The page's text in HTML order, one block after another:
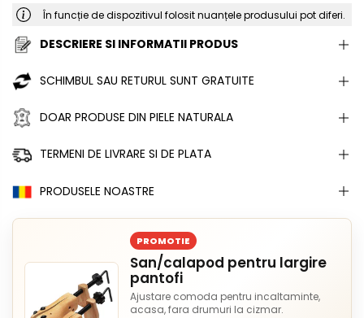
În funcție de dispozitivul folosit nuanțele produsului pot diferi.
DESCRIERE SI INFORMATII PRODUS
SCHIMBUL SAU RETURUL SUNT GRATUITE
DOAR PRODUSE DIN PIELE NATURALA
TERMENI DE LIVRARE SI DE PLATA
PRODUSELE NOASTRE
PROMOTIE
San/calapod pentru largire
pantofi
Ajustare comoda pentru incaltaminte,
acasa, fara drumuri la cizmar.